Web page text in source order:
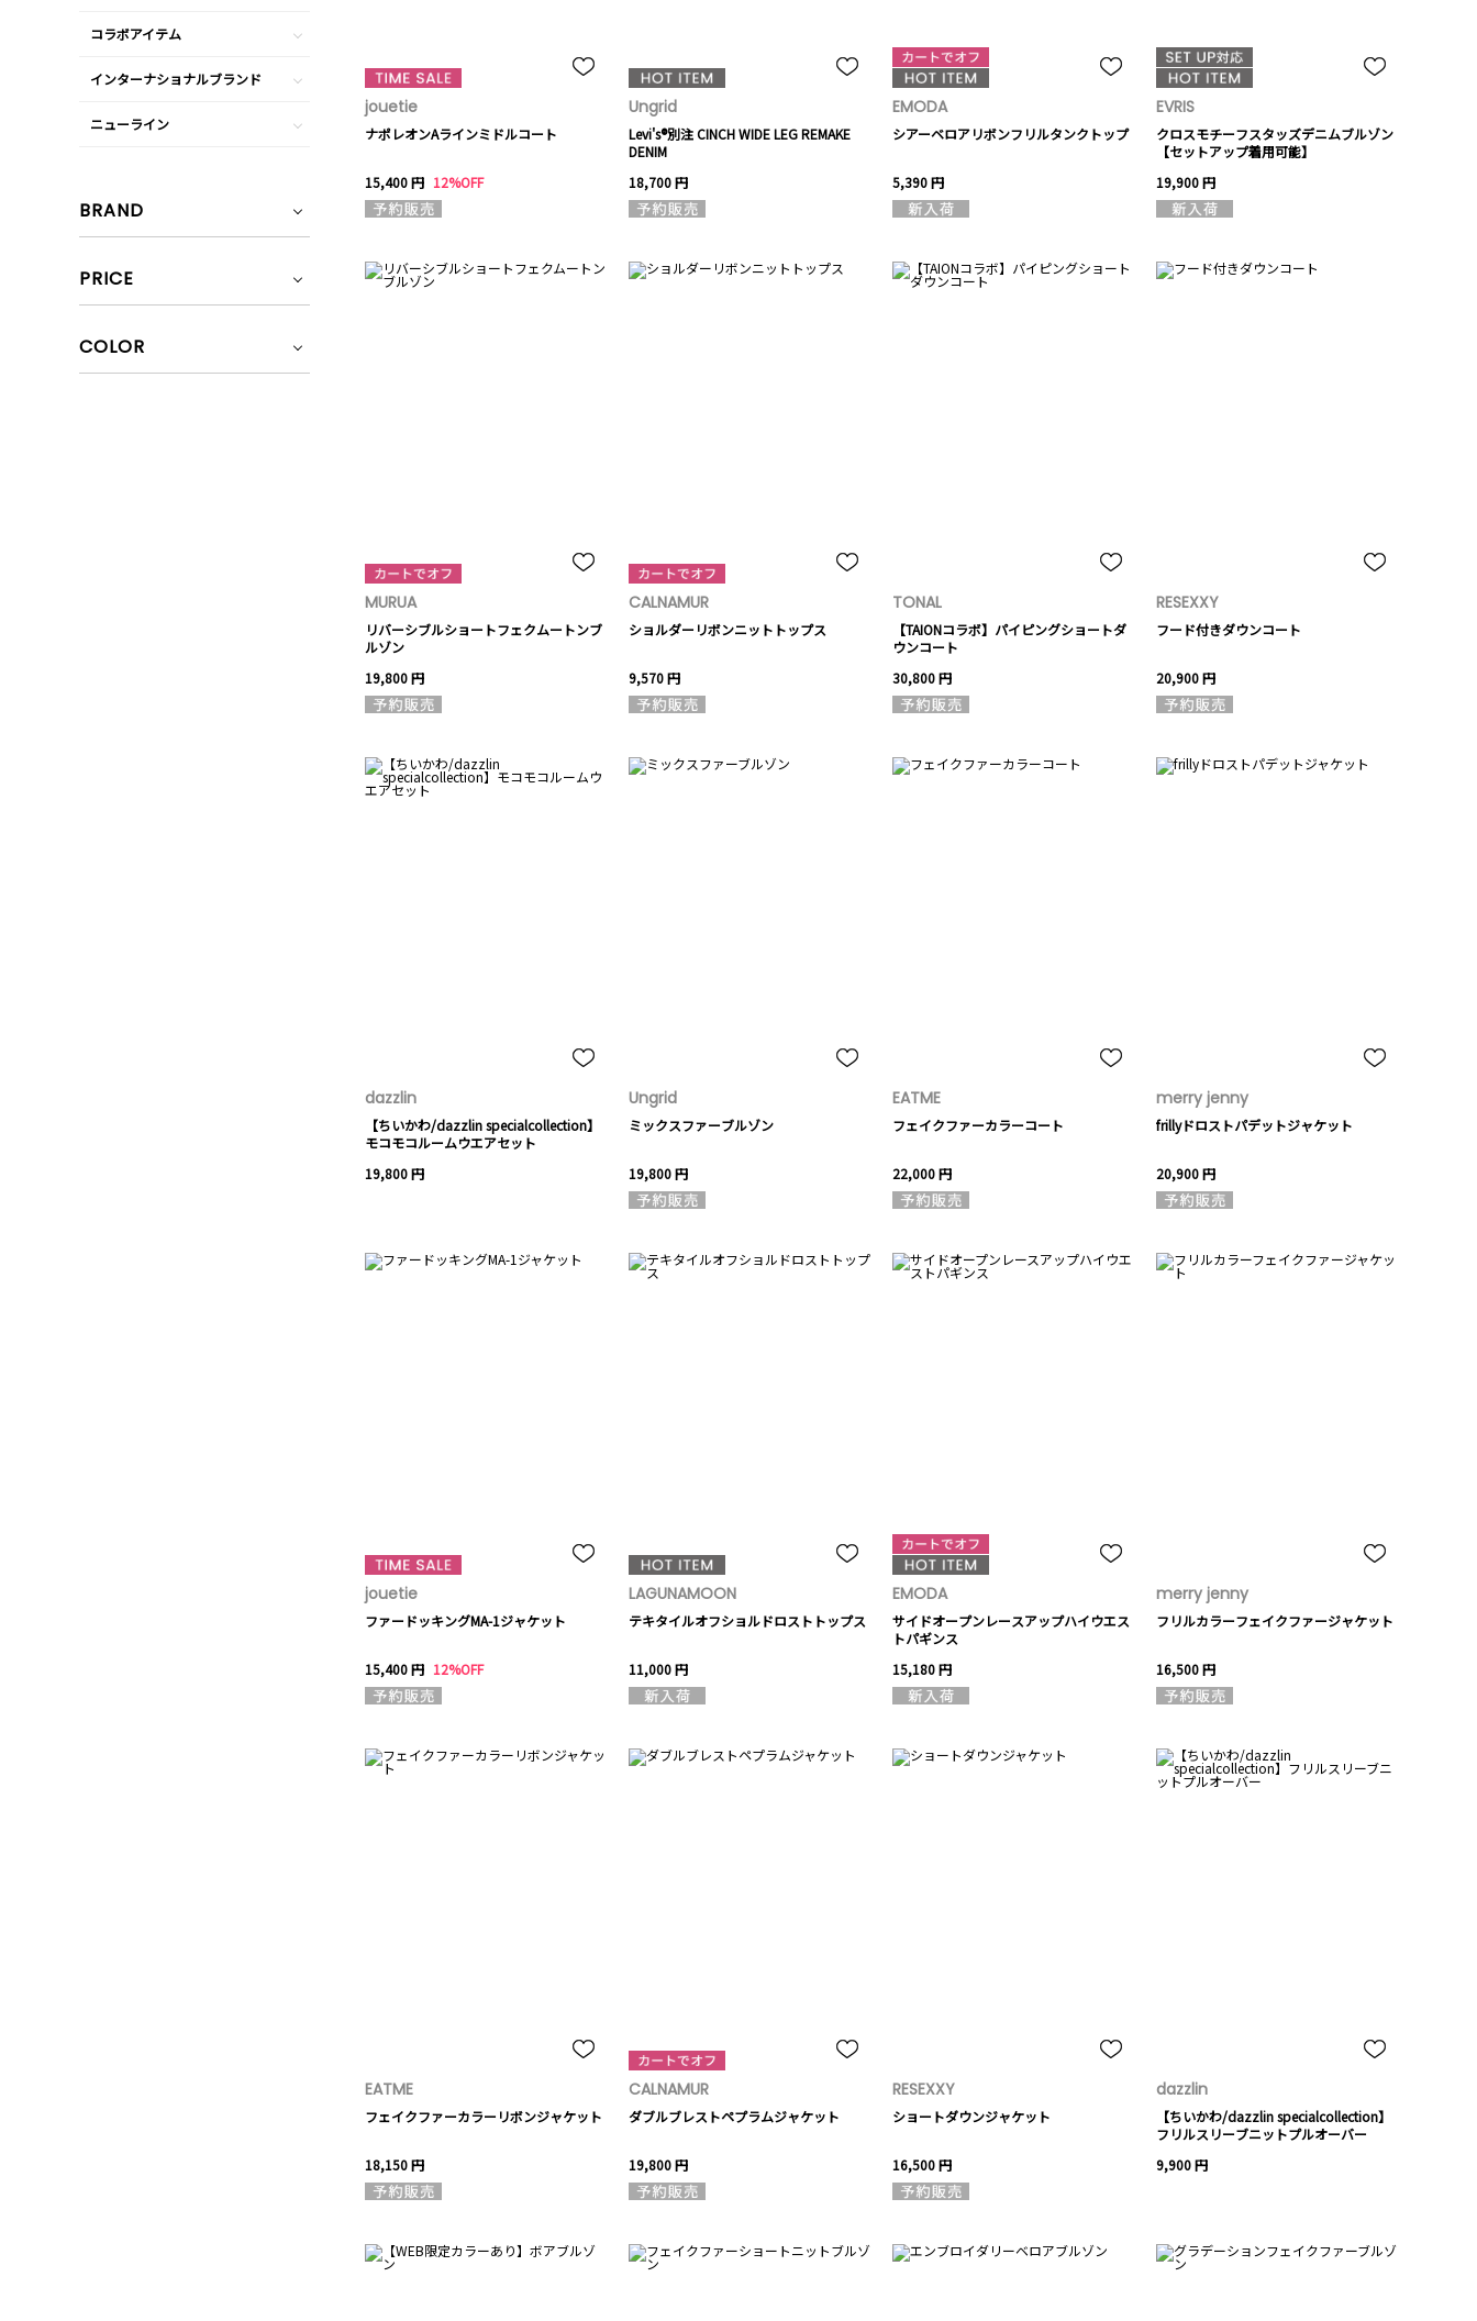
jouetie
ナポレオンAラインミドルコート
15,400 円 12%OFF
Ungrid
Levi's®別注 CINCH WIDE LEG REMAKE
DENIM
18,700 円
EMODA
シアーベロアリボンフリルタンクトップ
5,390 円
EVRIS
クロスモチーフスタッズデニムブルゾン
【セットアップ着用可能】
19,900 円
MURUA
リバーシブルショートフェクムートンブ
ルゾン
19,800 円
CALNAMUR
ショルダーリボンニットトップス
9,570 円
TONAL
【TAIONコラボ】パイピングショートダ
ウンコート
30,800 円
RESEXXY
フード付きダウンコート
20,900 円
dazzlin
【ちいかわ/dazzlin specialcollection】
モコモコルームウエアセット
19,800 円
Ungrid
ミックスファーブルゾン
19,800 円
EATME
フェイクファーカラーコート
22,000 円
merry jenny
frillyドロストパデットジャケット
20,900 円
jouetie
ファードッキングMA-1ジャケット
15,400 円 12%OFF
LAGUNAMOON
テキタイルオフショルドロストトップス
11,000 円
EMODA
サイドオープンレースアップハイウエス
トパギンス
15,180 円
merry jenny
フリルカラーフェイクファージャケット
16,500 円
EATME
フェイクファーカラーリボンジャケット
18,150 円
CALNAMUR
ダブルブレストペプラムジャケット
19,800 円
RESEXXY
ショートダウンジャケット
16,500 円
dazzlin
【ちいかわ/dazzlin specialcollection】
フリルスリーブニットプルオーバー
9,900 円
コラボアイテム
インターナショナルブランド
ニューライン
BRAND
PRICE
COLOR